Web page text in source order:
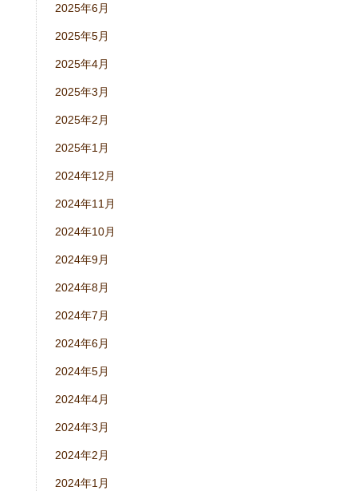
2025年6月
2025年5月
2025年4月
2025年3月
2025年2月
2025年1月
2024年12月
2024年11月
2024年10月
2024年9月
2024年8月
2024年7月
2024年6月
2024年5月
2024年4月
2024年3月
2024年2月
2024年1月